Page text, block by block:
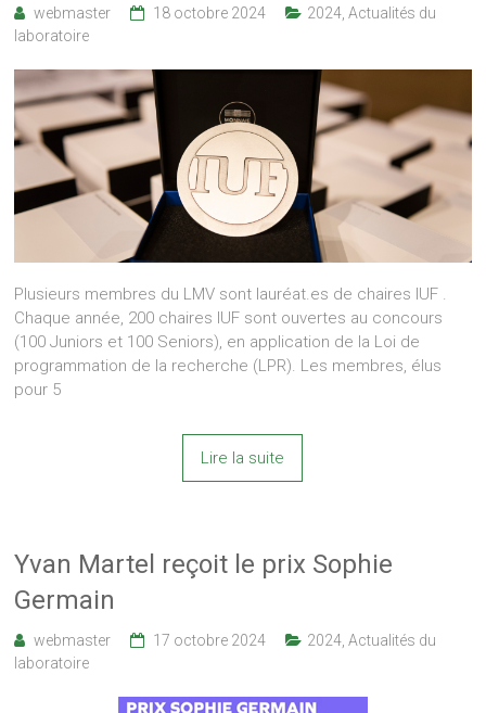
webmaster 18 octobre 2024 2024 ,Actualités du
laboratoire
Plusieurs membres du LMV sont lauréat.es de chaires IUF .
Chaque année, 200 chaires IUF sont ouvertes au concours
(100 Juniors et 100 Seniors), en application de la Loi de
programmation de la recherche (LPR). Les membres, élus
pour 5
Lire la suite
Yvan Martel reçoit le prix Sophie
Germain
webmaster 17 octobre 2024 2024 ,Actualités du
laboratoire